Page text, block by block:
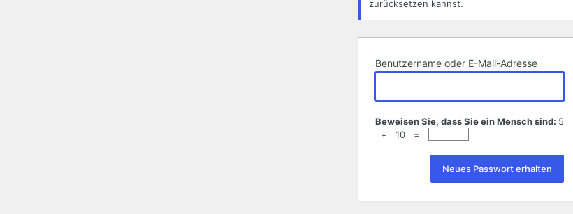
zurücksetzen kannst.
Benutzername oder E-Mail-Adresse
Beweisen Sie, dass Sie ein Mensch sind: 5
+ 10 =